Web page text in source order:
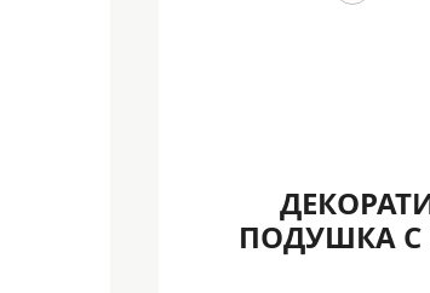
ПОДУШКА С